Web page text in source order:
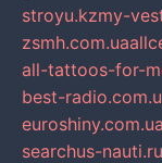
stroyu.kzmy-
zsmh.com.ua
all-tattoos-for-
best-
euroshiny.com.ua
searchus-nauti.ru